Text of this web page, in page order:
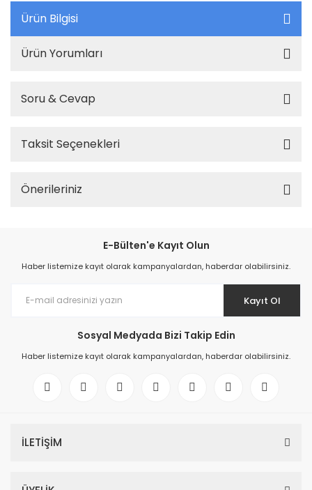
Ürün Bilgisi
Ürün Yorumları
Soru & Cevap
Taksit Seçenekleri
Önerileriniz
E-Bülten'e Kayıt Olun
Haber listemize kayıt olarak kampanyalardan, haberdar olabilirsiniz.
Kayıt Ol
Sosyal Medyada Bizi Takip Edin
Haber listemize kayıt olarak kampanyalardan, haberdar olabilirsiniz.
İLETİŞİM